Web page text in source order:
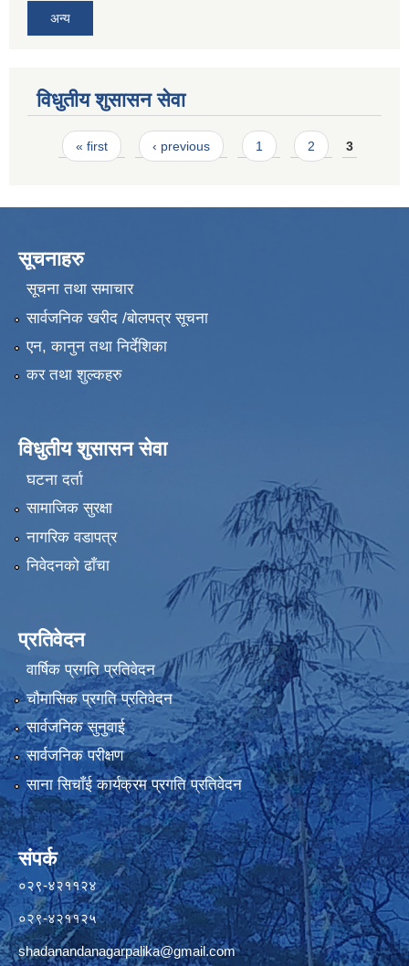
अन्य
विधुतीय शुसासन सेवा
Pages
« first ‹ previous 1 2 3
सूचनाहरु
सूचना तथा समाचार
सार्वजनिक खरीद /बोलपत्र सूचना
एन, कानुन तथा निर्देशिका
कर तथा शुल्कहरु
विधुतीय शुसासन सेवा
घटना दर्ता
सामाजिक सुरक्षा
नागरिक वडापत्र
निवेदनको ढाँचा
प्रतिवेदन
वार्षिक प्रगति प्रतिवेदन
चौमासिक प्रगति प्रतिवेदन
सार्वजनिक सुनुवाई
सार्वजनिक परीक्षण
साना सिचाँई कार्यक्रम प्रगति प्रतिवेदन
संपर्क
०२९-४२११२४
०२९-४२११२५
shadanandanagarpalika@gmail.com